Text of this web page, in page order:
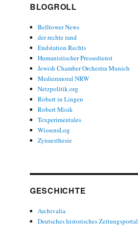
BLOGROLL
Belltower News
der rechte rand
Endstation Rechts
Humanistischer Pressedienst
Jewish Chamber Orchestra Munich
Medienmoral NRW
Netzpolitik.org
Robert in Lingen
Robert Misik
Texperimentales
WissensLog
Zynaesthesie
GESCHICHTE
Archivalia
Deutsches historisches Zeitungsportal